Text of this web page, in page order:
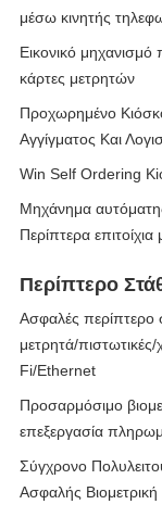
μέσω κινητής
Εικονικό
κάρτες μετρητών
Προχωρημένο
Αγγίγματος Και
Win Self Ordering
Μηχάνημα
Περίπτερα
Περίπτερο
Ασφαλές περίπτερο
μετρητά/
Fi/Ethernet
Προσαρμόσιμο
επεξεργασία
Σύγχρονο
Ασφαλής